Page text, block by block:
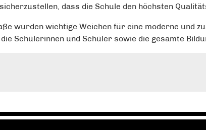
dass die Schule den höchsten
wurden wichtige Weichen für eine moderne und
Schülerinnen und Schüler sowie die gesamte